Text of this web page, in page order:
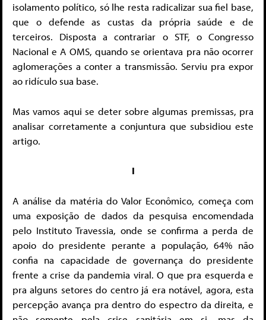
isolamento político, só lhe resta radicalizar sua fiel base,
que o defende as custas da própria saúde e de
terceiros. Disposta a contrariar o STF, o Congresso
Nacional e A OMS, quando se orientava pra não ocorrer
aglomerações a conter a transmissão. Serviu pra expor
ao ridículo sua base.
Mas vamos aqui se deter sobre algumas premissas, pra
analisar corretamente a conjuntura que subsidiou este
artigo.
I
A análise da matéria do Valor Econômico, começa com
uma exposição de dados da pesquisa encomendada
pelo Instituto Travessia, onde se confirma a perda de
apoio do presidente perante a população, 64% não
confia na capacidade de governança do presidente
frente a crise da pandemia viral. O que pra esquerda e
pra alguns setores do centro já era notável, agora, esta
percepção avança pra dentro do espectro da direita, e